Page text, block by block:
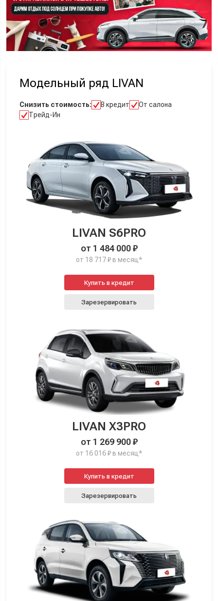
Модельный ряд LIVAN
Снизить стоимость: В кредит
От салона
Трейд-Ин
LIVAN S6PRO
от 1 484 000 ₽
от 18 717 ₽ в месяц*
Купить в кредит
Зарезервировать
LIVAN X3PRO
от 1 269 900 ₽
от 16 016 ₽ в месяц*
Купить в кредит
Зарезервировать